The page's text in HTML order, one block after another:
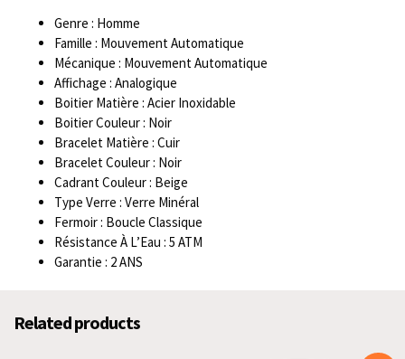
Genre : Homme
Famille : Mouvement Automatique
Mécanique : Mouvement Automatique
Affichage : Analogique
Boitier Matière : Acier Inoxidable
Boitier Couleur : Noir
Bracelet Matière : Cuir
Bracelet Couleur : Noir
Cadrant Couleur : Beige
Type Verre : Verre Minéral
Fermoir : Boucle Classique
Résistance À L’Eau : 5 ATM
Garantie : 2 ANS
Related products